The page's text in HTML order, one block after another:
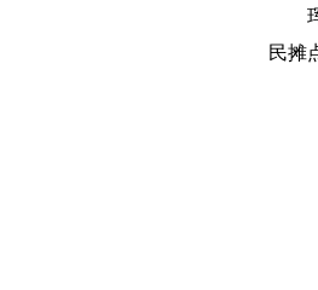
民摊